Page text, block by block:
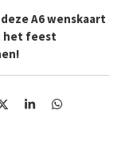
A6 wenskaart
het feest
D
S
D